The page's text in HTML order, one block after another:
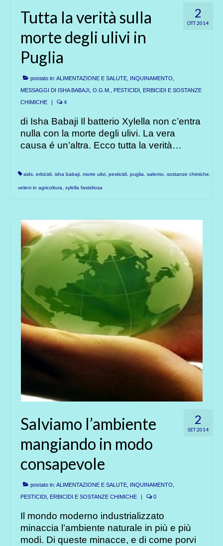
2
OTT 2014
Tutta la verità sulla
morte degli ulivi in
Puglia
postato in: ALIMENTAZIONE E SALUTE INQUINAMENTO
MESSAGGI DI ISHA BABAJI O.G.M.
PESTICIDI, ERBICIDI E SOSTANZE
CHIMICHE
| 4
di Isha Babaji Il batterio Xylella non c’entra
nulla con la morte degli ulivi. La vera
causa é un’altra. Ecco tutta la verità…
aids erbicidi isha babaji morte ulivi pesticidi puglia salento sostanze chimiche
veleni in agricoltura xylella fastidiosa
2
SET 2014
Salviamo l’ambiente
mangiando in modo
consapevole
postato in: ALIMENTAZIONE E SALUTE INQUINAMENTO
PESTICIDI, ERBICIDI E SOSTANZE CHIMICHE
| 0
Il mondo moderno industrializzato
minaccia l’ambiente naturale in più e più
modi. Di queste minacce, e di come porvi